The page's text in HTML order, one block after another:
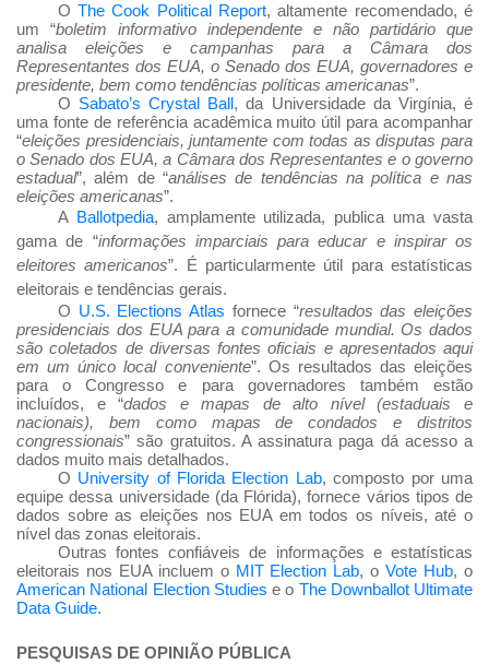
OThe Cook Political Report, altamente recomendado, é
um “boletim informativo independente e não partidário que
analisa eleições e campanhas para a Câmara dos
Representantes dos EUA, o Senado dos EUA, governadores e
presidente, bem como tendências políticas americanas”.
O Sabato’s Crystal Ball, da Universidade da Virgínia, é
uma fonte de referência acadêmica muito útil para acompanhar
“eleições presidenciais, juntamente com todas as disputas para
o Senado dos EUA, a Câmara dos Representantes e o governo
estadual”, além de “análises de tendências na política e nas
eleições americanas”.
A Ballotpedia, amplamente utilizada, publica uma vasta
gama de “informações imparciais para educar e inspirar os
eleitores americanos”. É particularmente útil para estatísticas
eleitorais e tendências gerais.
O U.S. Elections Atlas fornece “resultados das eleições
presidenciais dos EUA para a comunidade mundial. Os dados
são coletados de diversas fontes oficiais e apresentados aqui
em um único local conveniente”. Os resultados das eleições
para o Congresso e para governadores também estão
incluídos, e “dados e mapas de alto nível (estaduais e
nacionais), bem como mapas de condados e distritos
congressionais” são gratuitos. A assinatura paga dá acesso a
dados muito mais detalhados.
O University of Florida Election Lab, composto por uma
equipe dessa universidade (da Flórida), fornece vários tipos de
dados sobre as eleições nos EUA em todos os níveis, até o
nível das zonas eleitorais.
Outras fontes confiáveisde informações e estatísticas
eleitorais nos EUA incluem o MIT Election Lab, oVote Hub, o
American National Election Studies e o The Downballot Ultimate
Data Guide.
PESQUISAS DE OPINIÃO PÚBLICA